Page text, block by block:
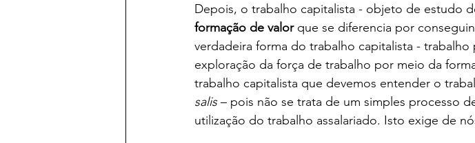
Depois, o trabalho capitalista - objeto de estudo
formação de valor que se diferencia por
verdadeira forma do trabalho capitalista -
exploração da força de trabalho por meio da
trabalho capitalista que devemos entender o
salis – pois não se trata de um simples processo
utilização do trabalho assalariado. Isto exige de